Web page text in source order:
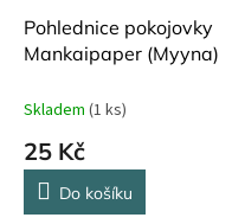
Pohlednice pokojovky
Mankaipaper (Myyna)
Skladem (1 ks)
25 Kč
Do košíku